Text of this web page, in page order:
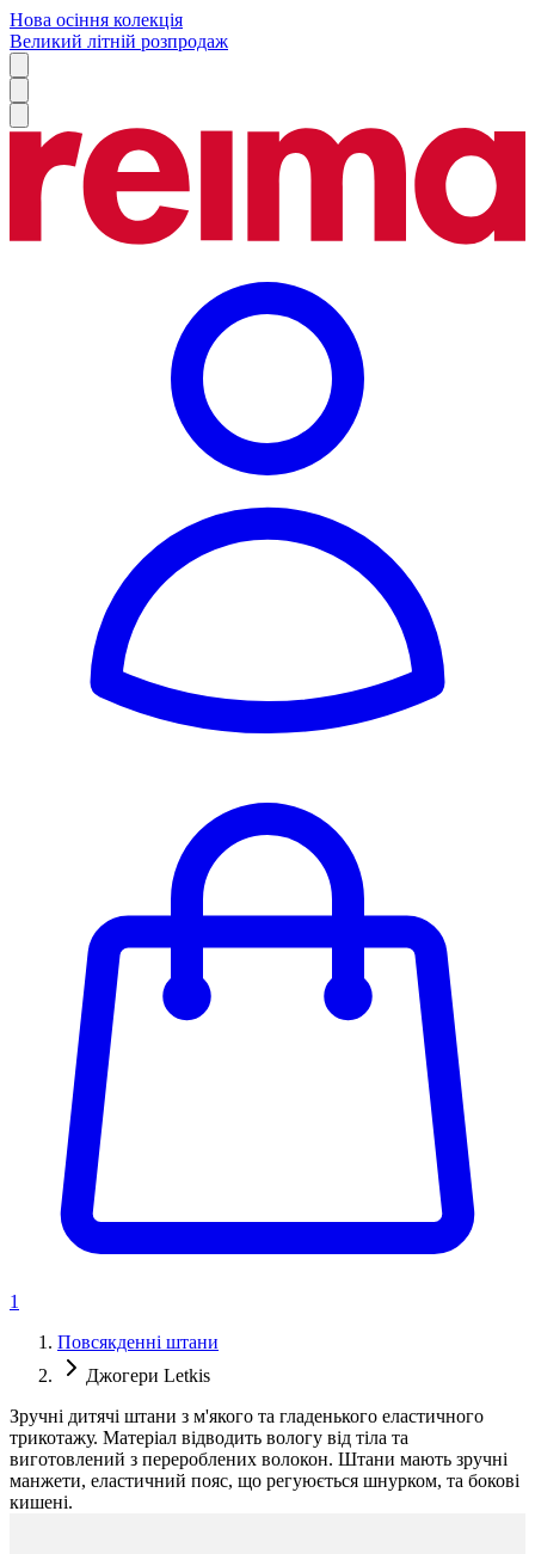
Нова осіння колекція
Великий літній розпродаж
1
Повсякденні штани
Джогери Letkis
Зручні дитячі штани з м'якого та гладенького еластичного
трикотажу. Матеріал відводить вологу від тіла та
виготовлений з перероблених волокон. Штани мають зручні
манжети, еластичний пояс, що регуюється шнурком, та бокові
кишені.